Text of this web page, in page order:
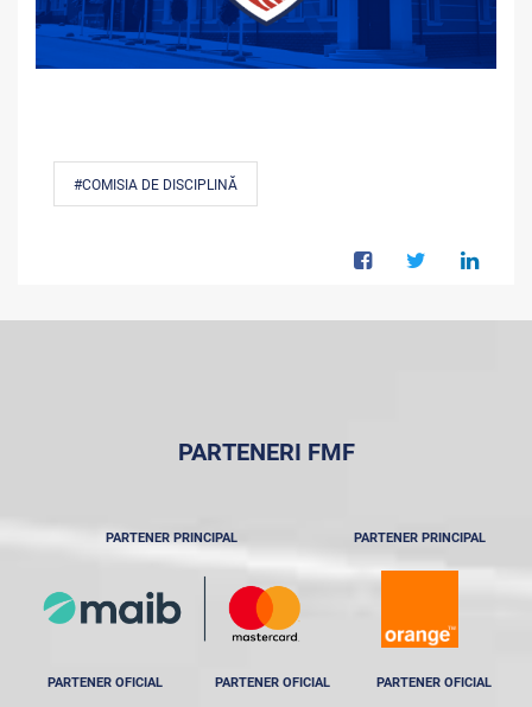
#COMISIA DE DISCIPLINĂ
PARTENERI FMF
PARTENER PRINCIPAL PARTENER PRINCIPAL
PARTENER OFICIAL PARTENER OFICIAL PARTENER OFICIAL